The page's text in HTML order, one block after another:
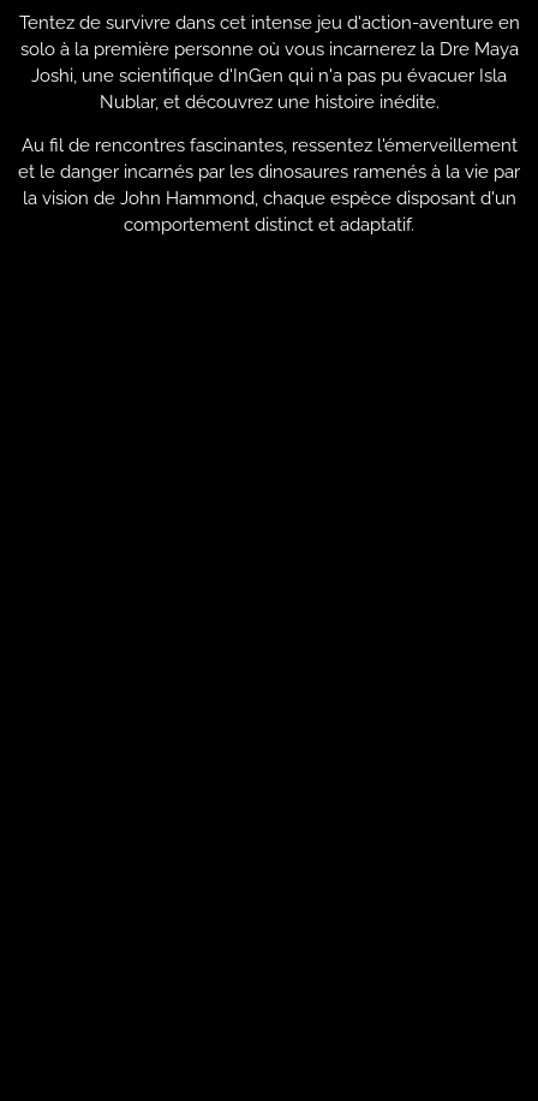
Tentez de survivre dans cet intense jeu d'action-aventure en
solo à la première personne où vous incarnerez la Dre Maya
Joshi, une scientifique d'InGen qui n'a pas pu évacuer Isla
Nublar, et découvrez une histoire inédite.
Au fil de rencontres fascinantes, ressentez l'émerveillement
et le danger incarnés par les dinosaures ramenés à la vie par
la vision de John Hammond, chaque espèce disposant d'un
comportement distinct et adaptatif.